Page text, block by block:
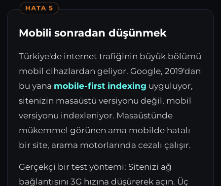
HATA 5
Mobili sonradan düşünmek
Türkiye'de internet trafiğinin büyük bölümü
mobil cihazlardan geliyor. Google, 2019'dan
bu yana mobile-first indexing uyguluyor,
sitenizin masaüstü versiyonu değil, mobil
versiyonu indexleniyor. Masaüstünde
mükemmel görünen ama mobilde hatalı
bir site, arama motorlarında cezalı çalışır.
Gerçekçi bir test yöntemi: Sitenizi ağ
bağlantısını 3G hızına düşürerek açın. Üç